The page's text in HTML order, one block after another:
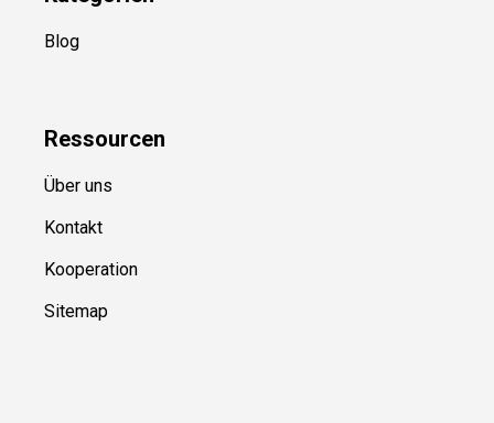
Kategorien
Ressource
Über uns
Kontakt
Kooperation